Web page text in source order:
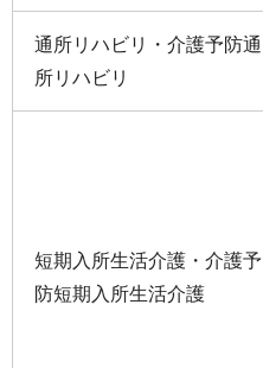
通所リハビリ・介護予防通
所リハビリ
短期入所生活介護・介護予
防短期入所生活介護